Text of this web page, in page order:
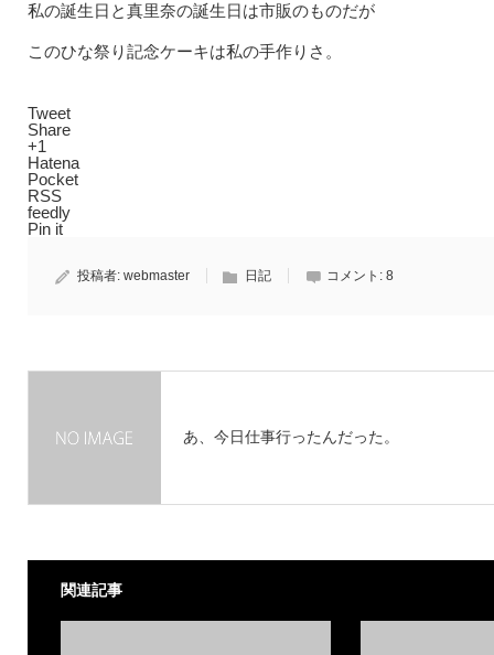
私の誕生日と真里奈の誕生日は市販のものだが
このひな祭り記念ケーキは私の手作りさ。
Tweet
Share
+1
Hatena
Pocket
RSS
feedly
Pin it
投稿者: webmaster 日記 コメント: 8
あ、今日仕事行ったんだった。
関連記事